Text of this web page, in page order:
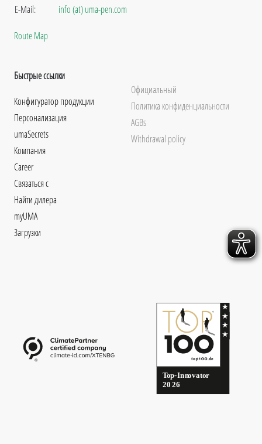
E-Mail:
info (at) uma-pen.com
Route Map
Быстрые ссылки
Конфигуратор продукции
Персонализация
umaSecrets
Компания
Career
Связаться с
Найти дилера
myUMA
Загрузки
Официальный
Политика конфиденциальности
AGBs
Withdrawal policy